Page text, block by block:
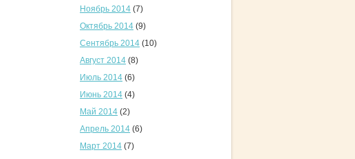
Ноябрь 2014 (7)
Октябрь 2014 (9)
Сентябрь 2014 (10)
Август 2014 (8)
Июль 2014 (6)
Июнь 2014 (4)
Май 2014 (2)
Апрель 2014 (6)
Март 2014 (7)